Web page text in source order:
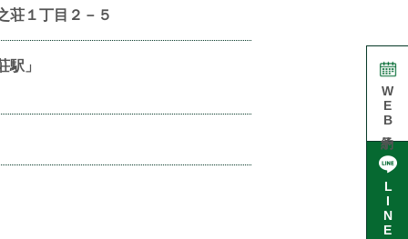
WEB予約
LINE予約
荘１丁目２－５
駅」